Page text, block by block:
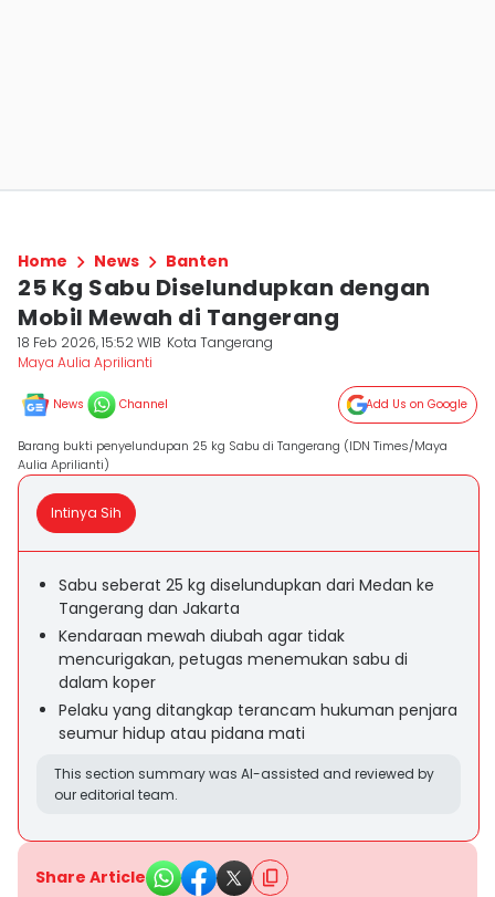
Home News Banten
25 Kg Sabu Diselundupkan dengan
Mobil Mewah di Tangerang
18 Feb 2026, 15:52 WIB Kota Tangerang
Maya Aulia Aprilianti
News Channel Add Us on Google
Barang bukti penyelundupan 25 kg Sabu di Tangerang (IDN Times/Maya
Aulia Aprilianti)
Intinya Sih
Sabu seberat 25 kg diselundupkan dari Medan ke
Tangerang dan Jakarta
Kendaraan mewah diubah agar tidak
mencurigakan, petugas menemukan sabu di
dalam koper
Pelaku yang ditangkap terancam hukuman penjara
seumur hidup atau pidana mati
This section summary was AI-assisted and reviewed by
our editorial team.
Share Article